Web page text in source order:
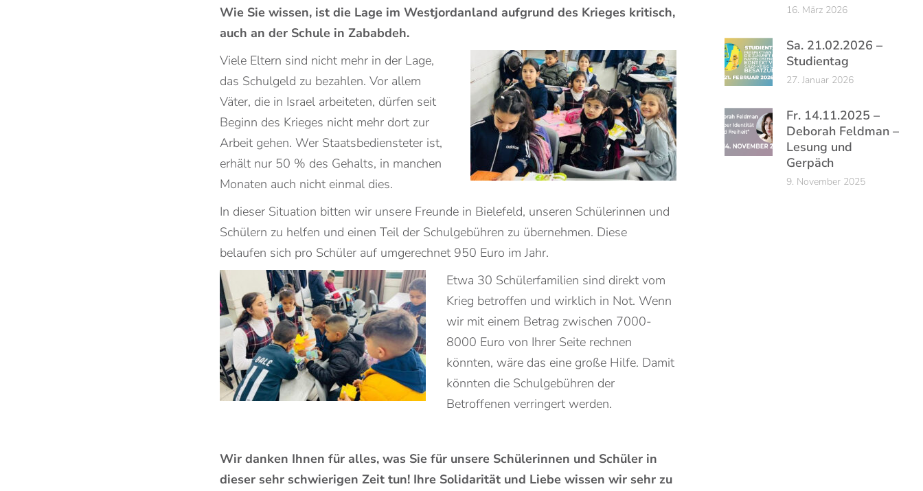
Wie Sie wissen, ist die Lage im Westjordanland aufgrund des Krieges kritisch,
auch an der Schule in Zababdeh.
Viele Eltern sind nicht mehr in der Lage,
das Schulgeld zu bezahlen. Vor allem
Väter, die in Israel arbeiteten, dürfen seit
Beginn des Krieges nicht mehr dort zur
Arbeit gehen. Wer Staatsbediensteter ist,
erhält nur 50 % des Gehalts, in manchen
Monaten auch nicht einmal dies.
In dieser Situation bitten wir unsere Freunde in Bielefeld, unseren Schülerinnen und
Schülern zu helfen und einen Teil der Schulgebühren zu übernehmen. Diese
belaufen sich pro Schüler auf umgerechnet 950 Euro im Jahr.
Etwa 30 Schülerfamilien sind direkt vom
Krieg betroffen und wirklich in Not. Wenn
wir mit einem Betrag zwischen 7000-
8000 Euro von Ihrer Seite rechnen
könnten, wäre das eine große Hilfe. Damit
könnten die Schulgebühren der
Betroffenen verringert werden.
Wir danken Ihnen für alles, was Sie für unsere Schülerinnen und Schüler in
dieser sehr schwierigen Zeit tun! Ihre Solidarität und Liebe wissen wir sehr zu
16. März 2026
Sa. 21.02.2026 –
Studientag
27. Januar 2026
Fr. 14.11.2025 –
Deborah Feldman –
Lesung und
Gerpäch
9. November 2025